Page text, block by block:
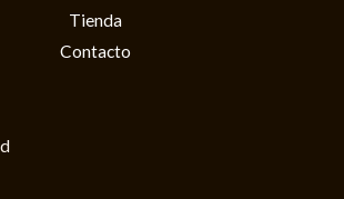
Tienda
Contacto